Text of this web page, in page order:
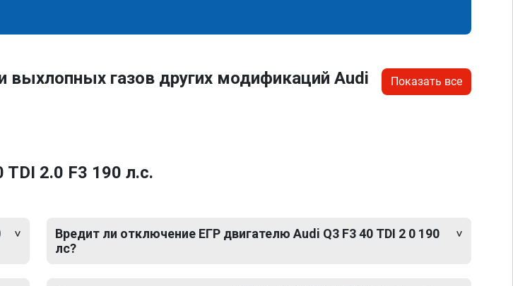
газов других модификаций Audi
Показать все
2.0 F3 190 л.с.
Вредит ли отключение ЕГР двигателю Audi Q3 F3 40 TDI 2 0 190
лс?